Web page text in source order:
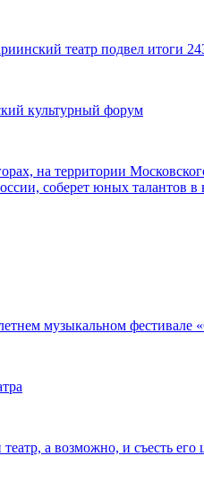
театр подвел итоги
культурный форум
на территории
соберет юных талантов
музыкальном фестивале
а возможно, и съесть его